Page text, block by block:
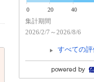
0 20 40
集計期間
2026/2/7～2026/8/6
すべての